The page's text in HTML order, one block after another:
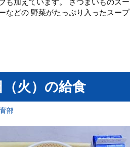
も加えています。 さつまいものス
どの 野菜がたっぷり入ったスープ
火）の給食
部